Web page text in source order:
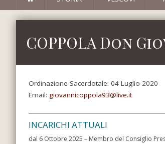
COPPOLA Don
Ordinazione Sacerdotale: 04 Luglio 2020
Email: giovannicoppola93@live.it
INCARICHI ATTUALI
dal 6 Ottobre 2025 – Membro del Consiglio